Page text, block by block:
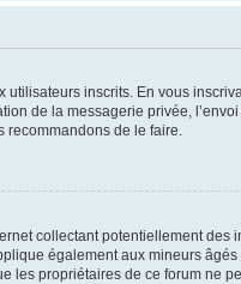
inscrits. En vous
de la messagerie privée,
recommandons de le faire.
collectant potentiellement
également aux mineurs
propriétaires de ce forum ne